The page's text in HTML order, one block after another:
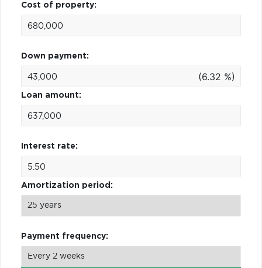
Cost of property:
Down payment:
(6.32 %)
Loan amount:
Interest rate:
Amortization period:
Payment frequency: